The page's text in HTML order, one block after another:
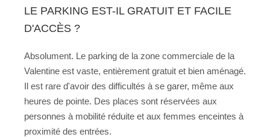
LE PARKING EST-IL GRATUIT ET FACILE
D'ACCÈS ?
Absolument. Le parking de la zone commerciale de la
Valentine est vaste, entièrement gratuit et bien aménagé.
Il est rare d'avoir des difficultés à se garer, même aux
heures de pointe. Des places sont réservées aux
personnes à mobilité réduite et aux femmes enceintes à
proximité des entrées.